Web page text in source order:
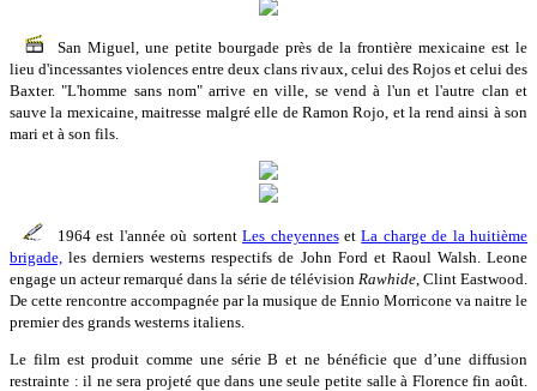
San Miguel, une petite bourgade près de la frontière mexicaine est le
lieu d'incessantes violences entre deux clans rivaux, celui des Rojos et celui des
Baxter. "L'homme sans nom" arrive en ville, se vend à l'un et l'autre clan et
sauve la mexicaine, maitresse malgré elle de Ramon Rojo, et la rend ainsi à son
mari et à son fils.
1964 est l'année où sortentLes cheyennesetLa charge de la huitième
brigade, les derniers westerns respectifs de John Ford et Raoul Walsh. Leone
engage un acteur remarqué dans la série de télévision Rawhide, Clint Eastwood.
De cette rencontre accompagnée par la musique de Ennio Morricone va naitre le
premier des grands westerns italiens.
Le film est produit comme une série B et ne bénéficie que d’une diffusion
restrainte : il ne sera projeté que dans une seule petite salle à Florence fin août.